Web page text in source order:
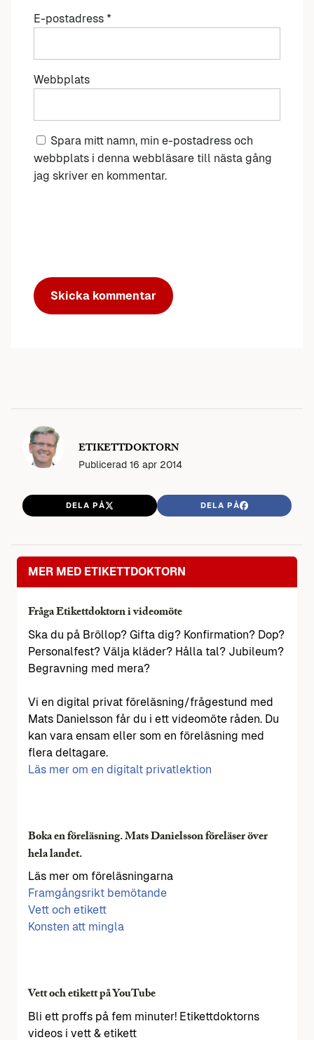
E-postadress *
Webbplats
Spara mitt namn, min e-postadress och
webbplats i denna webbläsare till nästa gång
jag skriver en kommentar.
ETIKETTDOKTORN
Publicerad 16 apr 2014
DELA PÅ DELA PÅ
MER MED ETIKETTDOKTORN
Fråga Etikettdoktorn i videomöte
Ska du på Bröllop? Gifta dig? Konfirmation? Dop?
Personalfest? Välja kläder? Hålla tal? Jubileum?
Begravning med mera?
Vi en digital privat föreläsning/frågestund med
Mats Danielsson får du i ett videomöte råden. Du
kan vara ensam eller som en föreläsning med
flera deltagare.
Läs mer om en digitalt privatlektion
Boka en föreläsning. Mats Danielsson föreläser över
hela landet.
Läs mer om föreläsningarna
Framgångsrikt bemötande
Vett och etikett
Konsten att mingla
Vett och etikett på YouTube
Bli ett proffs på fem minuter! Etikettdoktorns
videos i vett & etikett